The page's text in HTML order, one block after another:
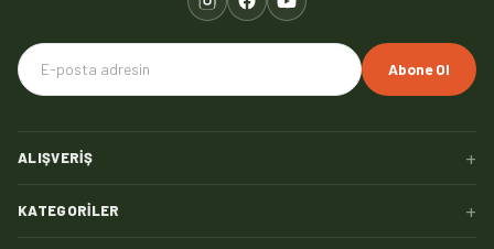
Abone Ol
ALIŞVERIŞ +
KATEGORILER +